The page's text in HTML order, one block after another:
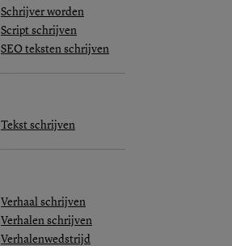
Schrijver worden
Script schrijven
SEO teksten schrijven
Tekst schrijven
Verhaal schrijven
Verhalen schrijven
Verhalenwedstrijd